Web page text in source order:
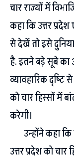
चार राज्यों में
कहा कि उत्तर
से देखें तो इसे
है. इतने बड़े सूबे का
व्यावहारिक दृष्टि
को चार हिस्सों में
करेगी।
उन्होंने कहा कि
उत्तर प्रदेश को